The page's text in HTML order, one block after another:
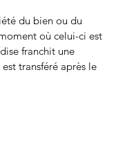
du bien ou du
où celui-ci est
franchit une
transféré après le